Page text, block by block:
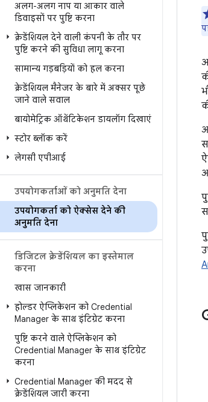
अलग-अलग नाप या आकार वाले
डिवाइसों पर पुष्टि करना
क्रेडेंशियल देने वाली कंपनी के तौर पर
पुष्टि करने की सुविधा लागू करना
सामान्य गड़बड़ियों को हल करना
क्रेडेंशियल मैनेजर के बारे में अक्सर पूछे
जाने वाले सवाल
बायोमेट्रिक ऑथेंटिकेशन डायलॉग दिखाएं
स्टोर ब्लॉक करें
लेगसी एपीआई
उपयोगकर्ताओं को अनुमति देना
उपयोगकर्ता को ऐक्सेस देने की
अनुमति देना
डिजिटल क्रेडेंशियल का इस्तेमाल
करना
खास जानकारी
होल्डर ऐप्लिकेशन को Credential
Manager के साथ इंटिग्रेट करना
पुष्टि करने वाले ऐप्लिकेशन को
Credential Manager के साथ इंटिग्रेट
करना
Credential Manager की मदद से
क्रेडेंशियल जारी करना